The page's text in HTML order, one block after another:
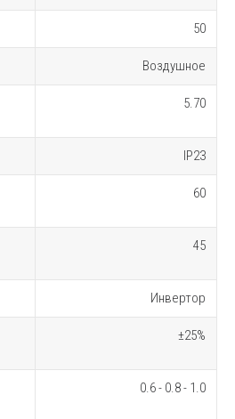
50
Воздушное
5.70
IP23
60
45
Инвертор
±25%
0.6 - 0.8 - 1.0